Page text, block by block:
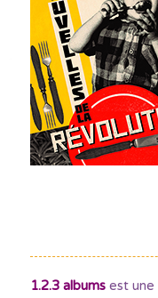
1.2.3 albumsest une